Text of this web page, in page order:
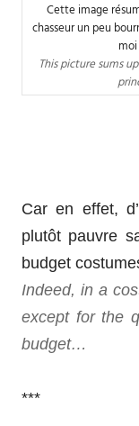
Cette image
chasseur un peu
This picture sums
Car en effet,
plutôt pauvre
budget
Indeed, in a
except for the
budget…
***